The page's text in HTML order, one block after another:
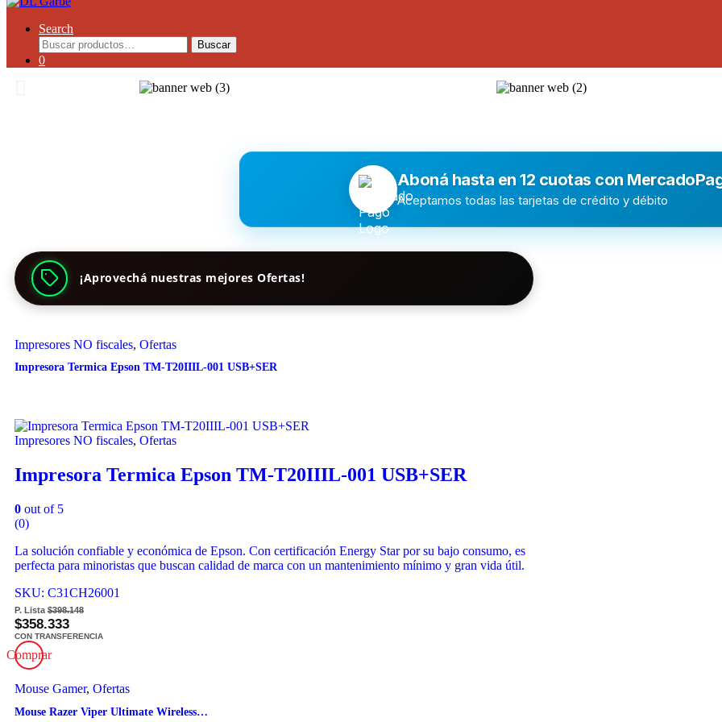
Search
Buscar
0
Aboná hasta en 12 cuotas con
Aceptamos todas las tarjetas de crédito y débito
¡Aprovechá nuestras mejores Ofertas!
Impresores NO fiscales, Ofertas
Impresora Termica Epson TM-T20IIIL-001 USB+SER
Impresores NO fiscales, Ofertas
Impresora Termica Epson TM-T20IIIL-001 USB+SER
0 out of 5
(0)
La solución confiable y económica de Epson. Con certificación Energy Star por su bajo consumo, es
perfecta para minoristas que buscan calidad de marca con un mantenimiento mínimo y gran vida útil.
SKU: C31CH26001
P. Lista $398.148
$358.333
CON TRANSFERENCIA
Comprar
Mouse Gamer, Ofertas
Mouse Razer Viper Ultimate Wireless…